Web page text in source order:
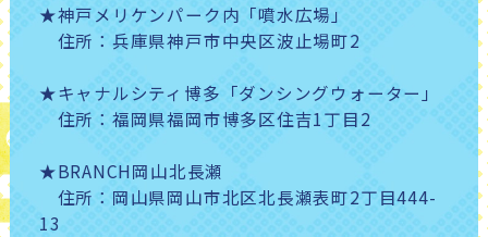
★神戸メリケンパーク内「噴水広場」
住所：兵庫県神戸市中央区波止場町2
★キャナルシティ博多「ダンシングウォーター」
住所：福岡県福岡市博多区住吉1丁目2
★BRANCH岡山北長瀬
住所：岡山県岡山市北区北長瀬表町2丁目444-
13